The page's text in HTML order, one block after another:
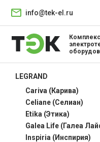
info@tek-el.ru
LEGRAND
Cariva (Карива)
Celiane (Селиан)
Etika (Этика)
Galea Life (Галеа
Inspiria (Инспирия)